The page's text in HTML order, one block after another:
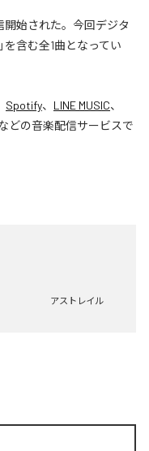
開始された。今回デジタ
を含む全1曲となってい
Spotify、 LINE MUSIC、
どの音楽配信サービスで
アストレイル